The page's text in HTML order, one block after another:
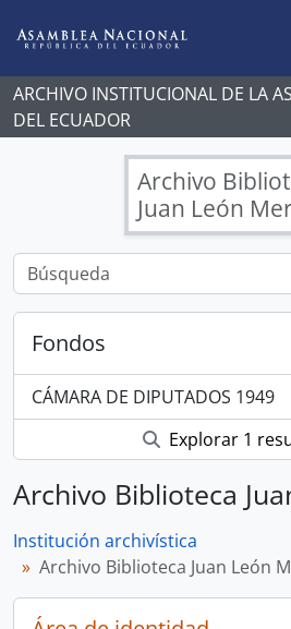
ARCHIVO INSTITUCIONAL DE LA
DEL ECUADOR
Archivo
Juan León
Fondos
CÁMARA DE DIPUTADOS 1949
Explorar 1
Archivo Biblioteca
Institución archivística
Archivo Biblioteca Juan León